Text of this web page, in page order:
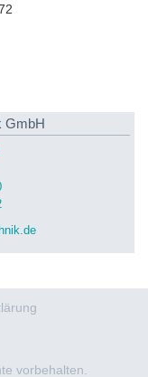
GmbH
vorbehalten.